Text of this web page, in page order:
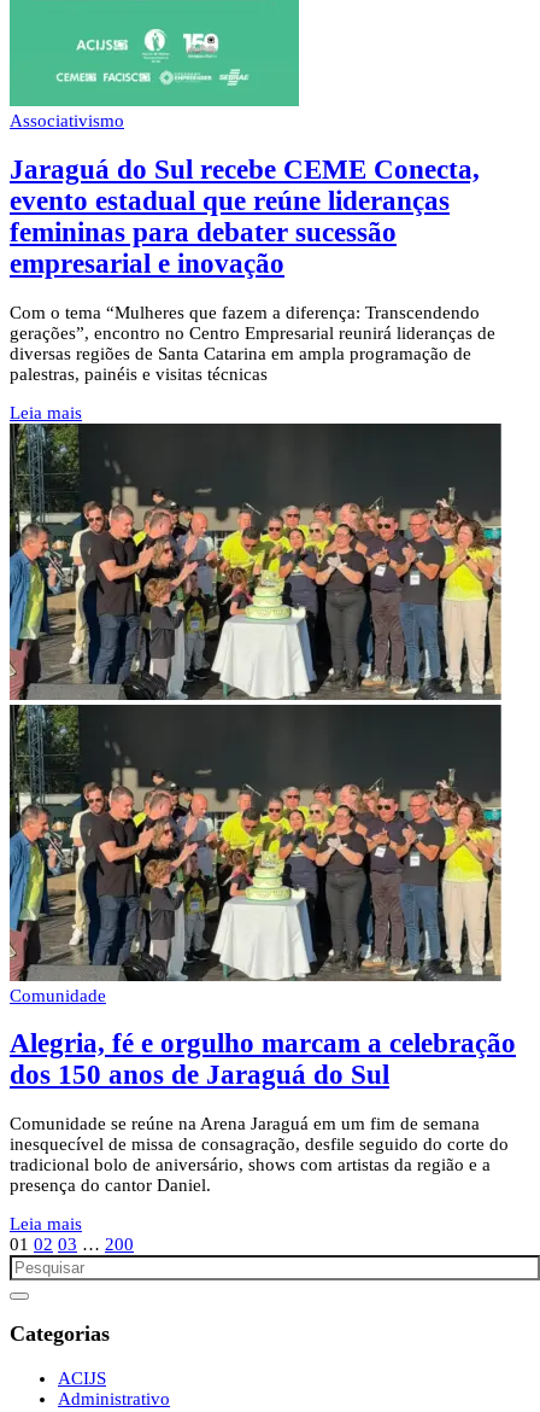
Associativismo
Jaraguá do Sul recebe CEME Conecta,
evento estadual que reúne lideranças
femininas para debater sucessão
empresarial e inovação
Com o tema “Mulheres que fazem a diferença: Transcendendo
gerações”, encontro no Centro Empresarial reunirá lideranças de
diversas regiões de Santa Catarina em ampla programação de
palestras, painéis e visitas técnicas
Leia mais
Comunidade
Alegria, fé e orgulho marcam a celebração
dos 150 anos de Jaraguá do Sul
Comunidade se reúne na Arena Jaraguá em um fim de semana
inesquecível de missa de consagração, desfile seguido do corte do
tradicional bolo de aniversário, shows com artistas da região e a
presença do cantor Daniel.
Leia mais
01 02 03 … 200
Categorias
ACIJS
Administrativo